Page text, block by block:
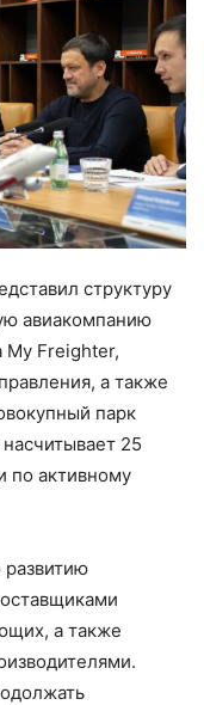
структуру
авиакомпанию
My Freighter,
а также
парк
25
по активному
а также